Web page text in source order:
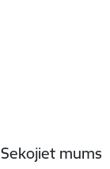
Sekojiet mums